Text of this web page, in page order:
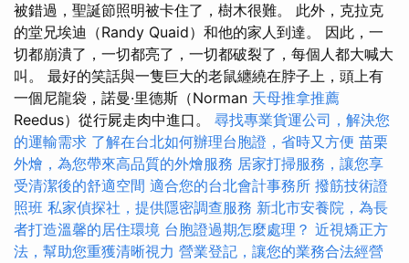
被錯過，聖誕節照明被卡住了，樹木很難。 此外，克拉克
的堂兄埃迪（Randy Quaid）和他的家人到達。 因此，一
切都崩潰了，一切都亮了，一切都破裂了，每個人都大喊大
叫。 最好的笑話與一隻巨大的老鼠纏繞在脖子上，頭上有
一個尼龍袋，諾曼·里德斯（Norman 天母推拿推薦
Reedus）從行屍走肉中進口。 尋找專業貨運公司，解決您
的運輸需求 了解在台北如何辦理台胞證，省時又方便 苗栗
外燴，為您帶來高品質的外燴服務 居家打掃服務，讓您享
受清潔後的舒適空間 適合您的台北會計事務所 撥筋技術證
照班 私家偵探社，提供隱密調查服務 新北市安養院，為長
者打造溫馨的居住環境 台胞證過期怎麼處理？ 近視矯正方
法，幫助您重獲清晰視力 營業登記，讓您的業務合法經營